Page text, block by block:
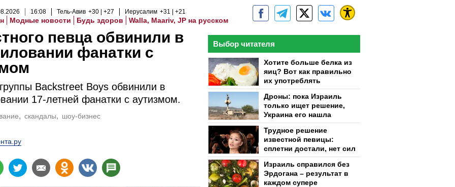
.2026 16:08 Тель-Авив +30 +27 Иерусалим +31 +21
Модные новости Будь здоров Walla, Maariv, JP на русском
певца обвинили в
фанатки с
Backstreet Boys обвинили в
17-летней фанатки с аутизмом.
скандалы
шоу-бизнес
Выбор читателя
Хотите больше белка из
яиц? Вот как правильно
их употреблять
Дроны: пока Израиль
только ищет решение,
Украина его нашла
Трудное решение
известной певицы:
сплетни достали, нет сил
Израиль справился без
Эрдогана – результат в
каждом супере